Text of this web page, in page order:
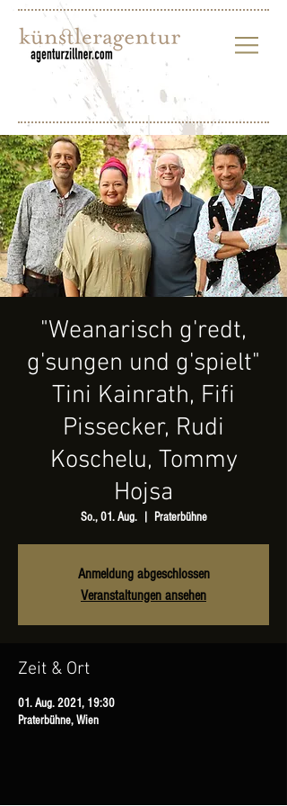
"Weanarisch g'redt,
g'sungen und g'spielt"
Tini Kainrath, Fifi
Pissecker, Rudi
Koschelu, Tommy
Hojsa
So., 01. Aug.
  |
Praterbühne
Anmeldung abgeschlossen
Veranstaltungen ansehen
Zeit & Ort
01. Aug. 2021, 19:30
Praterbühne, Wien